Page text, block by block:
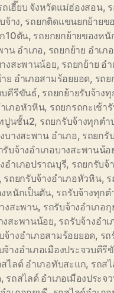
ถเฮี๊ยบ จังหวัดแม่ฮ่องสอน,
จ้าง, รถยกติดแขนยกย้ายข
10ตัน, รถยกยกย้ายของห
าน อำเภอ, รถยกย้าย อำเภ
งสะพานน้อย, รถยกย้าย อ
ย อำเภอสามร้อยยอด, รถย
บคีรีขันธ์, รถยกย้ายรับจ้าง
เภอหัวหิน, รถยกรถกะเช้า
ปูนชั้น2, รถยกรับจ้างทุกตำ
บางสะพาน อำเภอ, รถยกรั
รับจ้างอำเภอบางสะพานน้อ
อำเภอปราณบุรี, รถยกรับจ้
, รถยกรับจ้างอำเภอหัวหิน, ร
หนักเป็นตัน, รถรับจ้างทุก
งสะพาน, รถรับจ้างอำเภอกุ
งสะพานน้อย, รถรับจ้างอำ
จ้างอำเภอสามร้อยยอด, รถ
จ้างอำเภอเมืองประจวบคีรี
ไลด์ อำเภอทับสะแก, รถส
, รถสไลด์ อำเภอเมืองประจ